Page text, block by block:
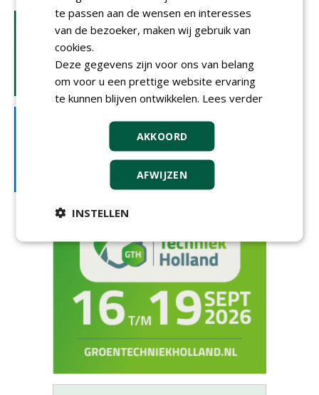
te passen aan de wensen en interesses
van de bezoeker, maken wij gebruik van
cookies.
Deze gegevens zijn voor ons van belang
om voor u een prettige website ervaring
te kunnen blijven ontwikkelen. Lees verder
AKKOORD
AFWIJZEN
INSTELLEN